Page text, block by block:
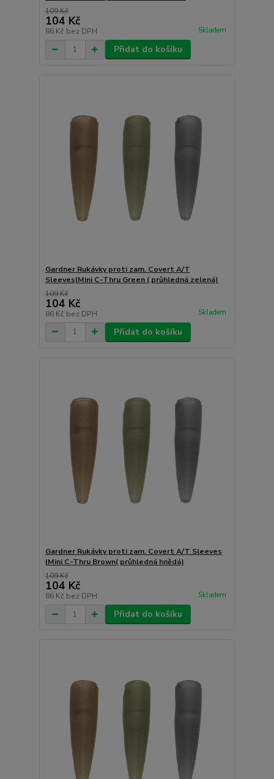
109 Kč
104 Kč
86 Kč bez DPH Skladem
Přidat do košíku
Gardner Rukávky proti zam. Covert A/T
Sleeves|Mini C-Thru Green ( průhledná zelená)
109 Kč
104 Kč
86 Kč bez DPH Skladem
Přidat do košíku
Gardner Rukávky proti zam. Covert A/T Sleeves
|Mini C-Thru Brown( průhledná hnědá)
109 Kč
104 Kč
86 Kč bez DPH Skladem
Přidat do košíku